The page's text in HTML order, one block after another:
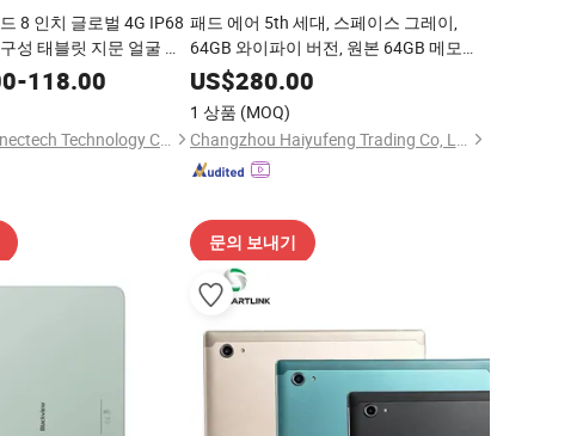
8 인치 글로벌 4G IP68
성 태블릿 지문 얼굴 인
-118.00
Shenzhen Connectech Technology Co., Ltd.
패드 에어 5th 세대, 스페이스 그레이,
64GB 와이파이 버전, 원본 64GB 메모리,
90% 새 제품
US$280.00
1 상품 (MOQ)
Changzhou Haiyufeng Trading Co, Ltd.
문의 보내기